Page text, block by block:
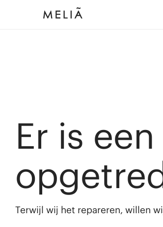
Er is
Terwijl wij het repareren, willen